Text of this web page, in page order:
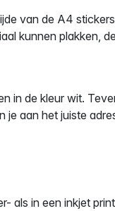
van de A4
kunnen plakken,
in de kleur wit.
je aan het juiste
als in een inkjet